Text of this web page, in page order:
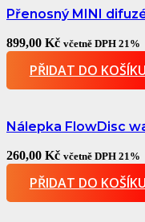
Přenosný MINI
899,00 Kč včetně DPH 21%
PŘIDAT DO KOŠÍKU
Nálepka FlowDisc
260,00 Kč včetně DPH 21%
PŘIDAT DO KOŠÍKU